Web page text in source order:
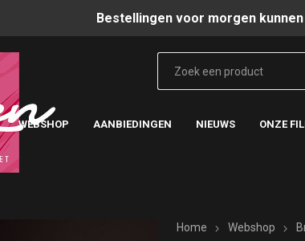
Bestellingen voor morgen
WEBSHOP AANBIEDINGEN NIEUWS ONZE
Home Webshop